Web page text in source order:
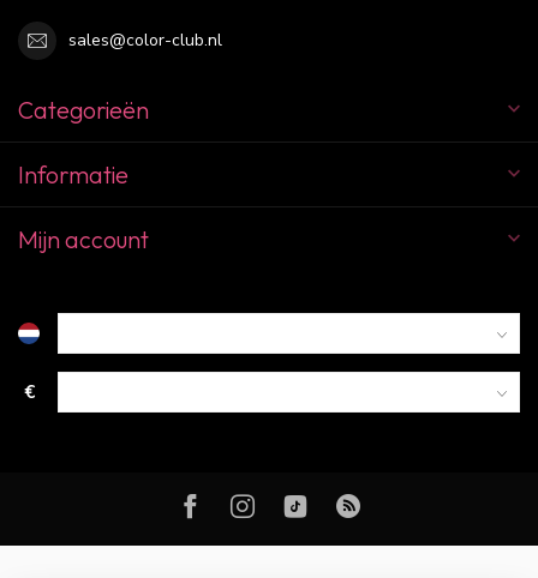
sales@color-club.nl
Categorieën
Informatie
Mijn account
€